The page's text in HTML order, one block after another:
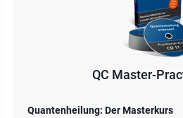
QC Master-
Quantenheilung: Der Masterkurs